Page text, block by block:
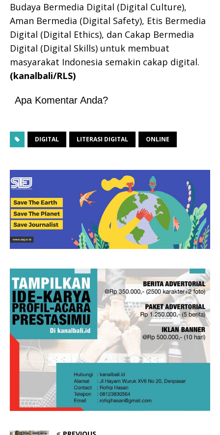
Budaya Bermedia Digital (Digital Culture),
Aman Bermedia (Digital Safety), Etis Bermedia
Digital (Digital Ethics), dan Cakap Bermedia
Digital (Digital Skills) untuk membuat
masyarakat Indonesia semakin cakap digital.
(kanalbali/RLS)
Apa Komentar Anda?
DIGITAL LITERASI DIGITAL ONLINE